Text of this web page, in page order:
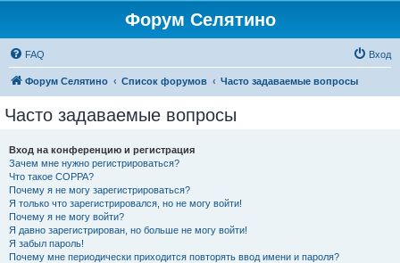
Форум Селятино
FAQ Вход
Форум Селятино Список форумов Часто задаваемые вопросы
Часто задаваемые вопросы
Вход на конференцию и регистрация
Зачем мне нужно регистрироваться?
Что такое COPPA?
Почему я не могу зарегистрироваться?
Я только что зарегистрировался, но не могу войти!
Почему я не могу войти?
Я давно зарегистрирован, но больше не могу войти!
Я забыл пароль!
Почему мне периодически приходится повторять ввод имени и пароля?